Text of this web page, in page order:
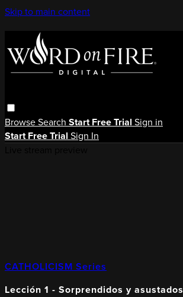
Skip to main content
BrowseSearch Start Free Trial Sign in
Start Free Trial Sign In
CATHOLICISM Series
Lección 1 - Sorprendidos y asustados